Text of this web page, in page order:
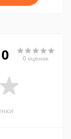
0 0 оценок